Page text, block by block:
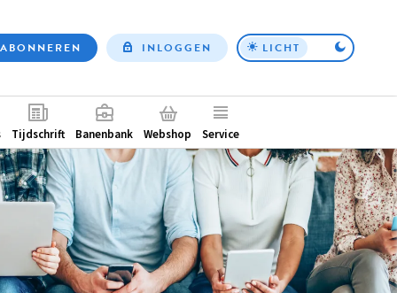
Top
ABONNEREN INLOGGEN LICHT
Tijdschrift Banenbank Webshop Service